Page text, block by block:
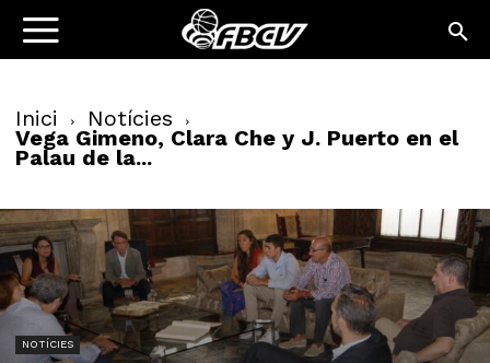
Inici Notícies
Vega Gimeno, Clara Che y J. Puerto en el
Palau de la...
NOTÍCIES